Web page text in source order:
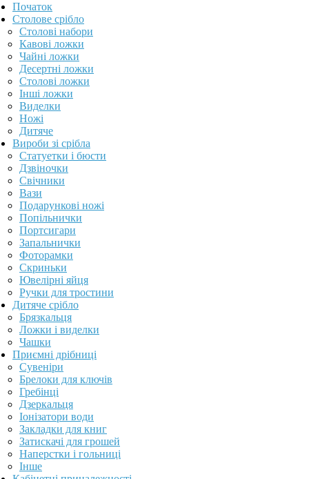
Початок
Столове срібло
Столові набори
Кавові ложки
Чайні ложки
Десертні ложки
Столові ложки
Інші ложки
Виделки
Ножі
Дитяче
Вироби зі срібла
Статуетки і бюсти
Дзвіночки
Свічники
Вази
Подарункові ножі
Попільнички
Портсигари
Запальнички
Фоторамки
Скриньки
Ювелірні яйця
Ручки для тростини
Дитяче срібло
Брязкальця
Ложки і виделки
Чашки
Приємні дрібниці
Сувеніри
Брелоки для ключів
Гребінці
Дзеркальця
Іонізатори води
Закладки для книг
Затискачі для грошей
Наперстки і гольниці
Інше